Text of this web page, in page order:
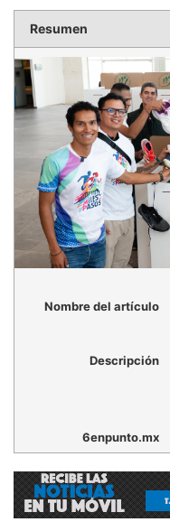
Resumen
Nombre del artículo
Descripción
6enpunto.mx